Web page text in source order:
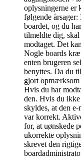
oplysningerne er
følgende
boardet, og du
tilmeldte dig,
modtaget. Det
Nogle boards
enten brugeren
benyttes. Da du
gjort opmærksom
Hvis du har
den. Hvis du ikke
skyldes, at den
var korrekt.
for, at uønskede
ukorrekte
skrevet den